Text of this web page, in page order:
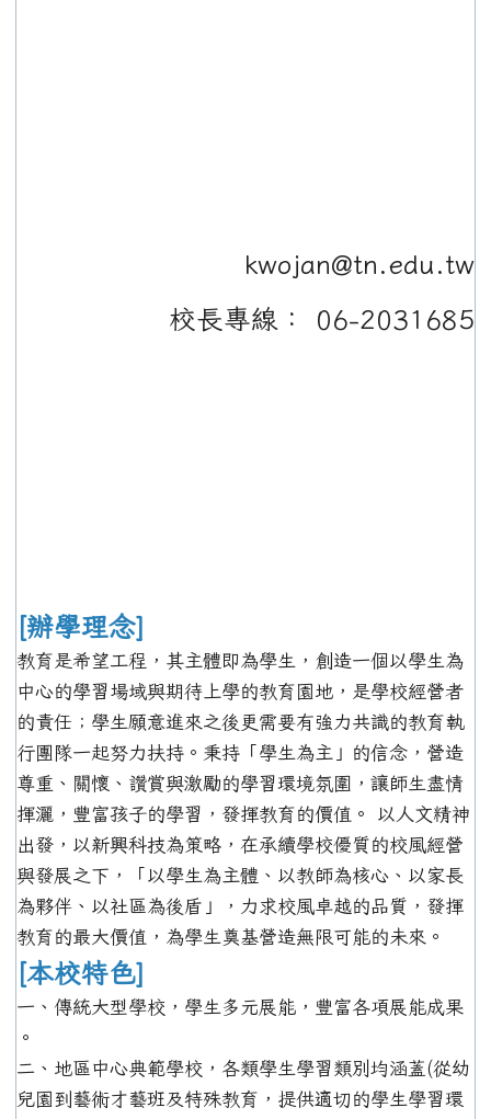
kwojan@tn.edu.tw
校長專線： 06-2031685
[辦學理念]
教育是希望工程，其主體即為學生，創造一個以學生為
中心的學習場域與期待上學的教育園地，是學校經營者
的責任；學生願意進來之後更需要有強力共識的教育執
行團隊一起努力扶持。秉持「學生為主」的信念，營造
尊重、關懷、讚賞與激勵的學習環境氛圍，讓師生盡情
揮灑，豐富孩子的學習，發揮教育的價值。 以人文精神
出發，以新興科技為策略，在承續學校優質的校風經營
與發展之下，「以學生為主體、以教師為核心、以家長
為夥伴、以社區為後盾」，力求校風卓越的品質，發揮
教育的最大價值，為學生奠基營造無限可能的未來。
[本校特色]
一、傳統大型學校，學生多元展能，豐富各項展能成果
。
二、地區中心典範學校，各類學生學習類別均涵蓋(從幼
兒園到藝術才藝班及特殊教育，提供適切的學生學習環